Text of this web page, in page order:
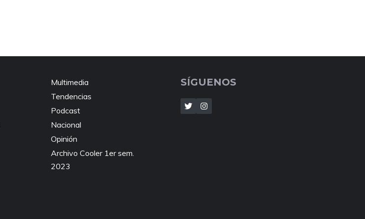
Multimedia
Tendencias
Podcast
Nacional
Opinión
Archivo Cooler 1er sem.
2023
SÍGUENOS